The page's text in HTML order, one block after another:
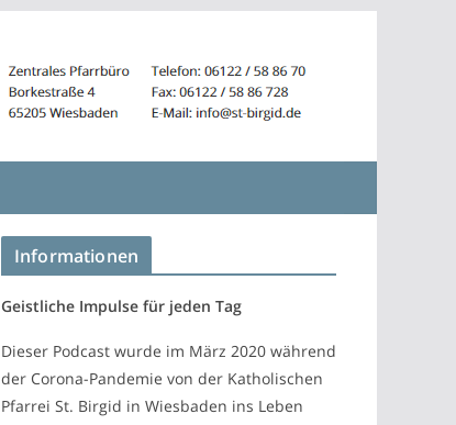
Informationen
Geistliche Impulse für jeden Tag
Dieser Podcast wurde im März 2020 während
der Corona-Pandemie von der Katholischen
Pfarrei St. Birgid in Wiesbaden ins Leben